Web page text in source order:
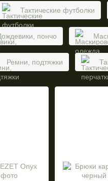
Тактические футболки
пончо
Ремни, подтяжки